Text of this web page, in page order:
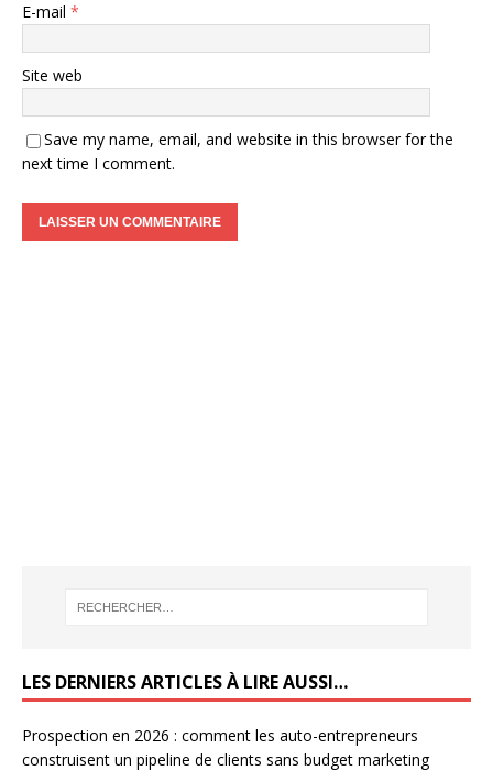
E-mail *
Site web
Save my name, email, and website in this browser for the
next time I comment.
LES DERNIERS ARTICLES À LIRE AUSSI…
Prospection en 2026 : comment les auto-entrepreneurs
construisent un pipeline de clients sans budget marketing